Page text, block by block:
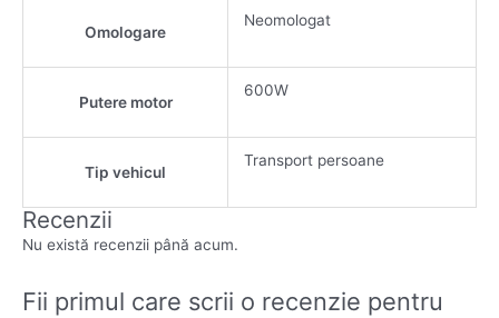
Omologare
Neomologat
Putere motor
600W
Tip vehicul
Transport persoane
Recenzii
Nu există recenzii până acum.
Fii primul care scrii o recenzie pentru